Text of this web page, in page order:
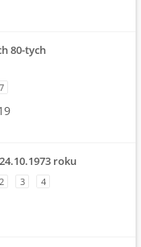
80-tych
roku
2 3 4